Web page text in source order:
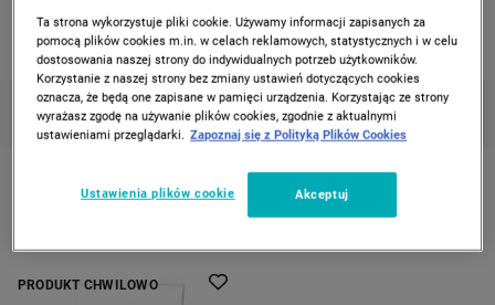
JEDZENIE DLA KOTÓW
1 produkt
KATEGORIE FILTRUJ (1)
PRODUKT CHWILOWO
Ta strona wykorzystuje pliki cookie. Używamy informacji zapisanych za
pomocą plików cookies m.in. w celach reklamowych, statystycznych i w celu
dostosowania naszej strony do indywidualnych potrzeb użytkowników.
Korzystanie z naszej strony bez zmiany ustawień dotyczących cookies
oznacza, że będą one zapisane w pamięci urządzenia. Korzystając ze strony
wyrażasz zgodę na używanie plików cookies, zgodnie z aktualnymi
ustawieniami przeglądarki. Zapoznaj się z Polityką Plików Cookies
Ustawienia plików cookie Akceptuj